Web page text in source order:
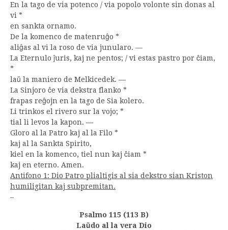
En la tago de via potenco / via popolo volonte sin donas al
vi *
en sankta ornamo.
De la komenco de matenruĝo *
aliĝas al vi la roso de via junularo. —
La Eternulo ĵuris, kaj ne pentos; / vi estas pastro por ĉiam,
*
laŭ la maniero de Melkicedek. —
La Sinjoro ĉe via dekstra flanko *
frapas reĝojn en la tago de Sia kolero.
Li trinkos el rivero sur la vojo; *
tial li levos la kapon. —
Gloro al la Patro kaj al la Filo *
kaj al la Sankta Spirito,
kiel en la komenco, tiel nun kaj ĉiam *
kaj en eterno. Amen.
Antifono 1: Dio Patro plialtigis al sia dekstro sian Kriston
humiligitan kaj subpremitan.
–
Psalmo 115 (113 B)
Laŭdo al la vera Dio